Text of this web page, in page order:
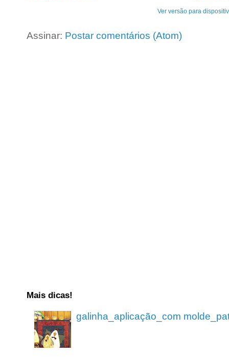
Ver versão para
Assinar: Postar comentários (Atom)
Mais dicas!
galinha_aplicação_com